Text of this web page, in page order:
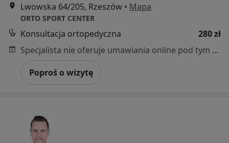
Lwowska 64/205, Rzeszów • Mapa
ORTO SPORT CENTER
Konsultacja ortopedyczna
280 zł
Specjalista nie oferuje umawiania online pod tym adresem.
Poproś o wizytę